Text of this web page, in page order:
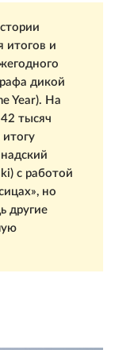
итогов и
дикой
Year). На
тысяч
с работой
но
другие